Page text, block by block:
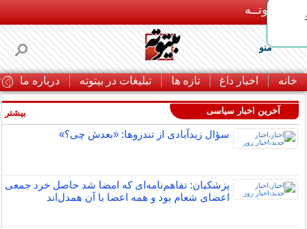
بـیتوتــه
منو
خانه اخبار داغ تازه ها تبلیغات در بیتوته درباره ما
آخرین اخبار سیاسی
سؤال زیدآبادی از تندروها: «بعدش چی؟»
پزشکیان: تفاهم‌نامه‌ای که امضا شد حاصل خرد جمعی
اعضای شعام بود و همه اعضا با آن همدل‌اند
بیشتر